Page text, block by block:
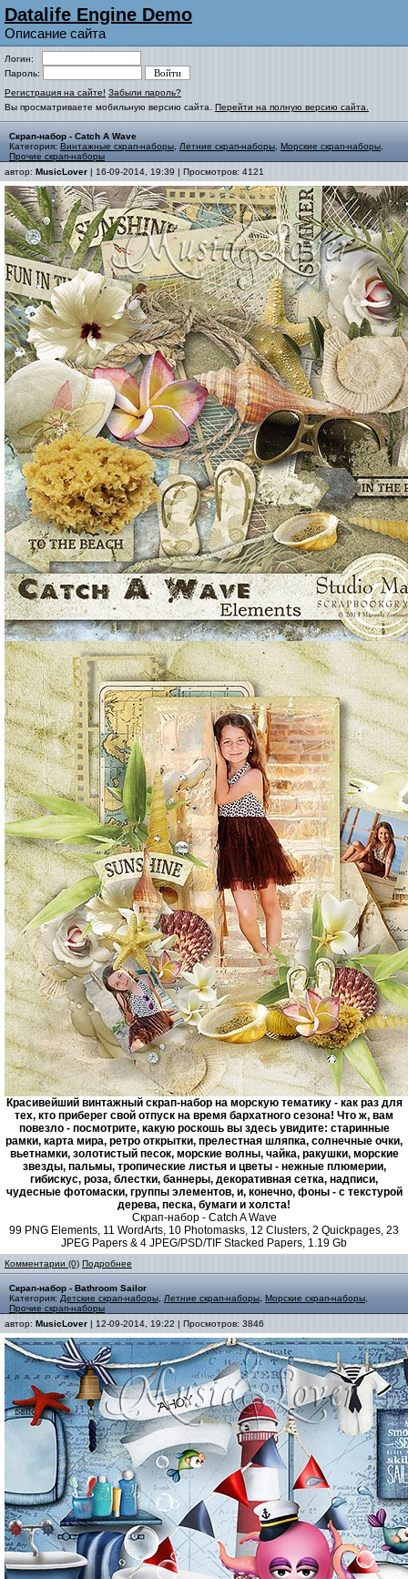
Datalife Engine Demo
Описание сайта
Логин:
Пароль:
Регистрация на сайте! Забыли пароль?
Вы просматриваете мобильную версию сайта. Перейти на полную версию сайта.
Скрап-набор - Catch A Wave
Категория: Винтажные скрап-наборы Летние скрап-наборы Морские скрап-наборы
Прочие скрап-наборы
автор: MusicLover | 16-09-2014, 19:39 | Просмотров: 4121
Красивейший винтажный скрап-набор на морскую тематику - как раз для
тех, кто приберег свой отпуск на время бархатного сезона! Что ж, вам
повезло - посмотрите, какую роскошь вы здесь увидите: старинные
рамки, карта мира, ретро открытки, прелестная шляпка, солнечные очки,
вьетнамки, золотистый песок, морские волны, чайка, ракушки, морские
звезды, пальмы, тропические листья и цветы - нежные плюмерии,
гибискус, роза, блестки, баннеры, декоративная сетка, надписи,
чудесные фотомаски, группы элементов, и, конечно, фоны - с текстурой
дерева, песка, бумаги и холста!
Скрап-набор - Catch A Wave
99 PNG Elements, 11 WordArts, 10 Photomasks, 12 Clusters, 2 Quickpages, 23
JPEG Papers & 4 JPEG/PSD/TIF Stacked Papers, 1.19 Gb
Комментарии (0) Подробнее
Скрап-набор - Bathroom Sailor
Категория: Детские скрап-наборы Летние скрап-наборы Морские скрап-наборы
Прочие скрап-наборы
автор: MusicLover | 12-09-2014, 19:22 | Просмотров: 3846